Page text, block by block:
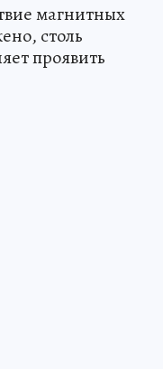
магнитных
столь
проявить